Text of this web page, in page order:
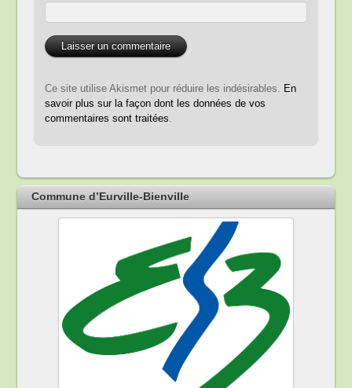
Ce site utilise Akismet pour réduire les indésirables. En
savoir plus sur la façon dont les données de vos
commentaires sont traitées
Commune d’Eurville-Bienville